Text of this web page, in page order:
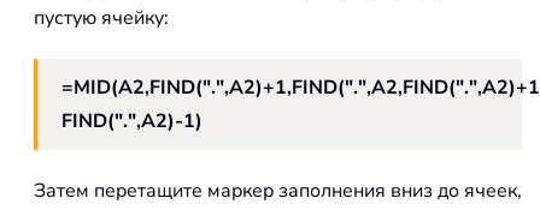
пустую ячейку:
FIND(".",A2)-1)
Затем перетащите маркер заполнения вниз до ячеек,